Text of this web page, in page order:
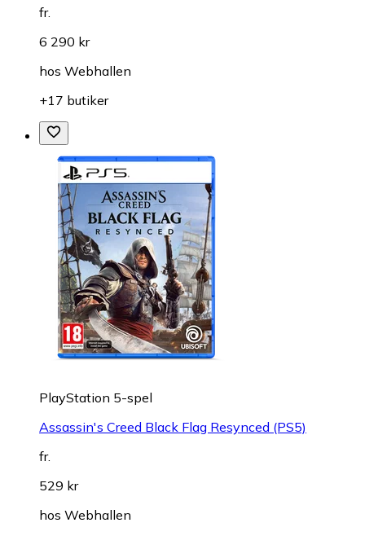
fr.
6 290 kr
hos Webhallen
+17 butiker
PlayStation 5-spel
Assassin's Creed Black Flag Resynced (PS5)
fr.
529 kr
hos Webhallen